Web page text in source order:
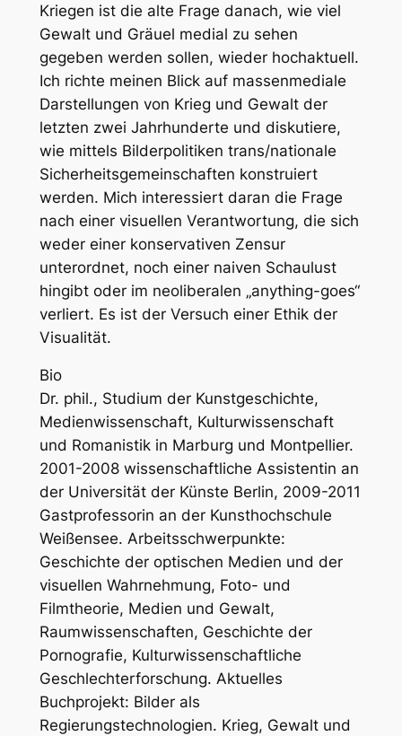
Kriegen ist die alte Frage danach, wie viel
Gewalt und Gräuel medial zu sehen
gegeben werden sollen, wieder hochaktuell.
Ich richte meinen Blick auf massenmediale
Darstellungen von Krieg und Gewalt der
letzten zwei Jahrhunderte und diskutiere,
wie mittels Bilderpolitiken trans/nationale
Sicherheitsgemeinschaften konstruiert
werden. Mich interessiert daran die Frage
nach einer visuellen Verantwortung, die sich
weder einer konservativen Zensur
unterordnet, noch einer naiven Schaulust
hingibt oder im neoliberalen „anything-goes“
verliert. Es ist der Versuch einer Ethik der
Visualität.
Bio
Dr. phil., Studium der Kunstgeschichte,
Medienwissenschaft, Kulturwissenschaft
und Romanistik in Marburg und Montpellier.
2001-2008 wissenschaftliche Assistentin an
der Universität der Künste Berlin, 2009-2011
Gastprofessorin an der Kunsthochschule
Weißensee. Arbeitsschwerpunkte:
Geschichte der optischen Medien und der
visuellen Wahrnehmung, Foto- und
Filmtheorie, Medien und Gewalt,
Raumwissenschaften, Geschichte der
Pornografie, Kulturwissenschaftliche
Geschlechterforschung. Aktuelles
Buchprojekt: Bilder als
Regierungstechnologien. Krieg, Gewalt und